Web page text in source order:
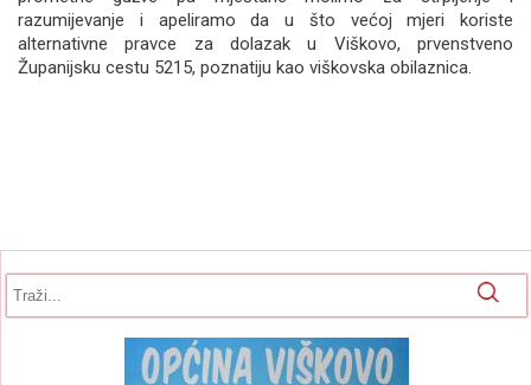
razumijevanje i apeliramo da u što većoj mjeri koriste
alternativne pravce za dolazak u Viškovo, prvenstveno
Županijsku cestu 5215, poznatiju kao viškovska obilaznica.